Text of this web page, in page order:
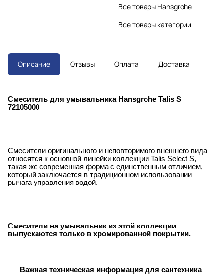
Все товары Hansgrohe
Все товары категории
Описание Отзывы Оплата Доставка
Смеситель для умывальника Hansgrohe Talis S
72105000
Смесители оригинального и неповторимого внешнего вида
относятся к основной линейки коллекции Talis Select S,
такая же современная форма с единственным отличием,
который заключается в традиционном использовании
рычага управления водой.
Смесители на умывальник из этой коллекции
выпускаются только в хромированной покрытии.
Важная техническая информация для сантехника